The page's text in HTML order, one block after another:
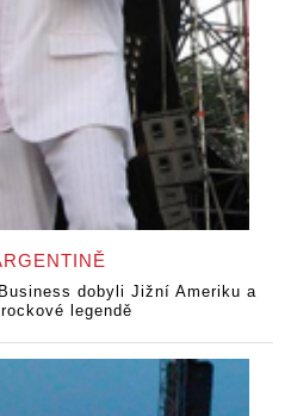
dobyli Jižní Ameriku a
legendě